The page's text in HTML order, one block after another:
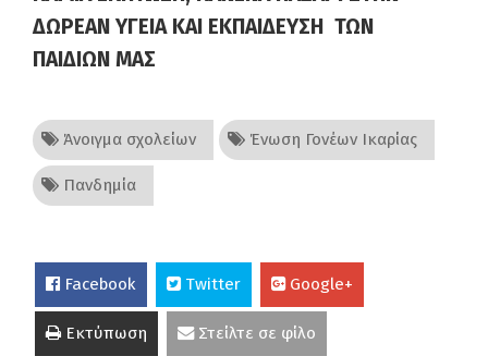
ΔΩΡΕΑΝ ΥΓΕΙΑ ΚΑΙ ΕΚΠΑΙΔΕΥΣΗ ΤΩΝ
ΠΑΙΔΙΩΝ ΜΑΣ
Άνοιγμα σχολείων Ένωση Γονέων Ικαρίας
Πανδημία
Facebook Twitter Google+
Εκτύπωση Στείλτε σε φίλο